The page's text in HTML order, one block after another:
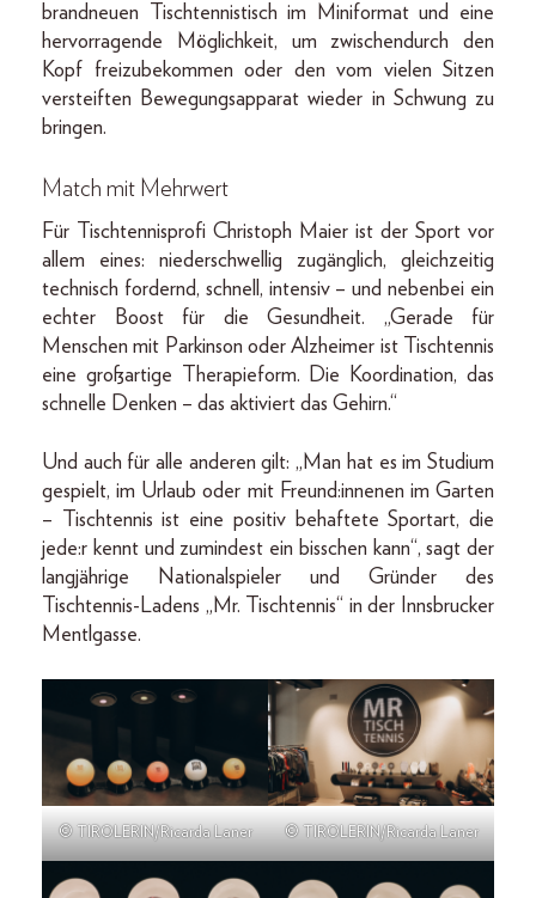
brandneuen Tischtennistisch im Miniformat und eine
hervorragende Möglichkeit, um zwischendurch den
Kopf freizubekommen oder den vom vielen Sitzen
versteiften Bewegungsapparat wieder in Schwung zu
bringen.
Match mit Mehrwert
Für Tischtennisprofi Christoph Maier ist der Sport vor
allem eines: niederschwellig zugänglich, gleichzeitig
technisch fordernd, schnell, intensiv – und nebenbei ein
echter Boost für die Gesundheit. „Gerade für
Menschen mit Parkinson oder Alzheimer ist Tischtennis
eine großartige Therapieform. Die Koordination, das
schnelle Denken – das aktiviert das Gehirn.“
Und auch für alle anderen gilt: „Man hat es im Studium
gespielt, im Urlaub oder mit Freund:innenen im Garten
– Tischtennis ist eine positiv behaftete Sportart, die
jede:r kennt und zumindest ein bisschen kann“, sagt der
langjährige Nationalspieler und Gründer des
Tischtennis-Ladens „Mr. Tischtennis“ in der Innsbrucker
Mentlgasse.
© TIROLERIN/Ricarda Laner © TIROLERIN/Ricarda Laner